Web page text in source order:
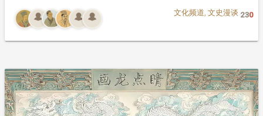
文化频道,文史漫谈 230